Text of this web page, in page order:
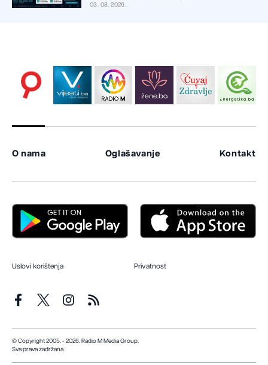
03. 08. 2026.
O nama Oglašavanje Kontakt
Uslovi korištenja Privatnost
© Copyright 2005. - 2026. Radio M Media Group.
Sva prava zadržana.